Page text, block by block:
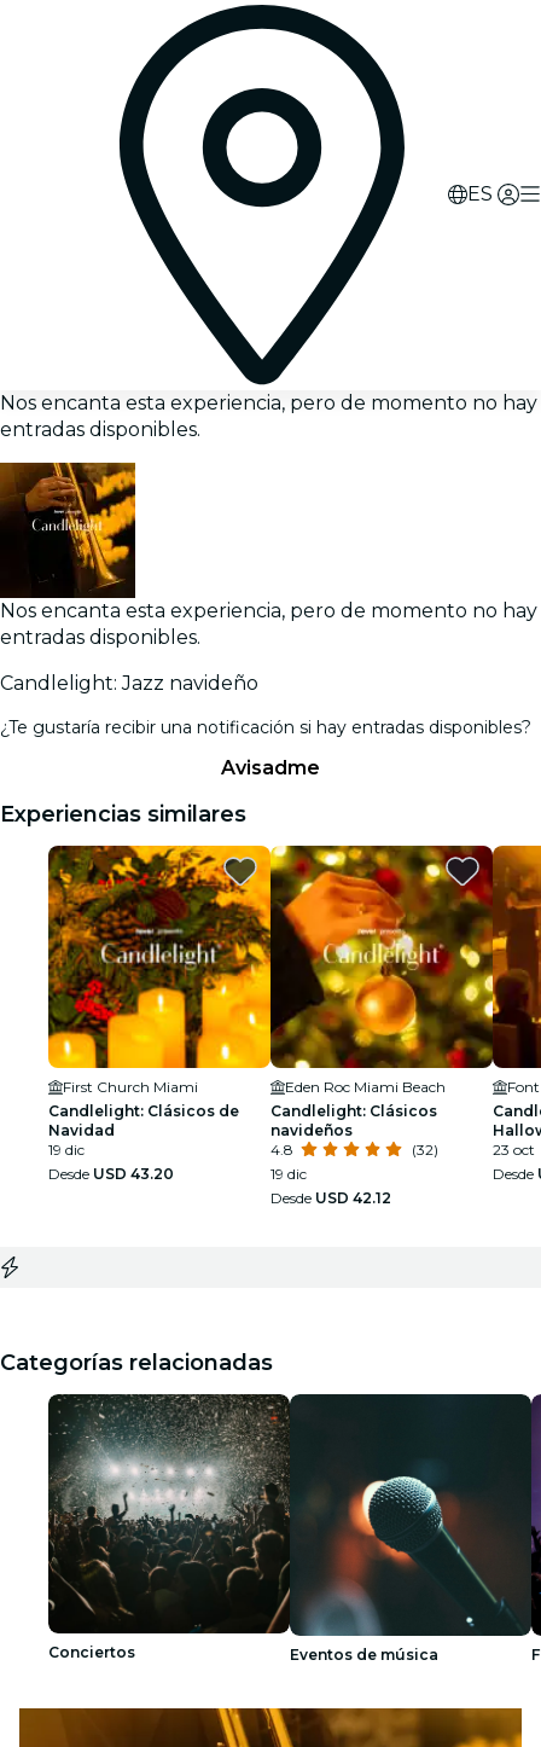
ES
Nos encanta esta experiencia, pero de momento no hay
entradas disponibles.
Nos encanta esta experiencia, pero de momento no hay
entradas disponibles.
Candlelight: Jazz navideño
¿Te gustaría recibir una notificación si hay entradas disponibles?
Avisadme
Experiencias similares
First Church Miami
Candlelight: Clásicos de
Navidad
19 dic
Desde USD 43.20
Eden Roc Miami Beach
Candlelight: Clásicos
navideños
4.8
(32)
19 dic
Desde USD 42.12
23 oct
Desde
Categorías relacionadas
Conciertos Eventos de música